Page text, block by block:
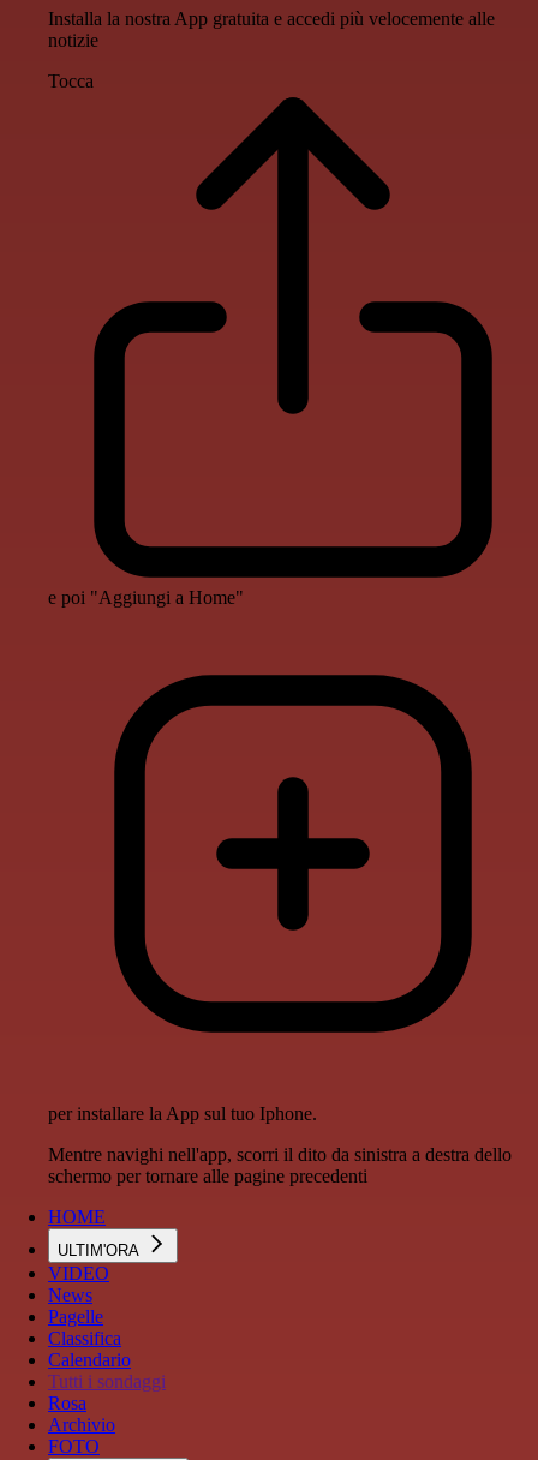
Installa la nostra App gratuita e accedi più velocemente alle
notizie
Tocca
e poi "Aggiungi a Home"
per installare la App sul tuo Iphone.
Mentre navighi nell'app, scorri il dito da sinistra a destra dello
schermo per tornare alle pagine precedenti
HOME
ULTIM'ORA
VIDEO
News
Pagelle
Classifica
Calendario
Tutti i sondaggi
Rosa
Archivio
FOTO